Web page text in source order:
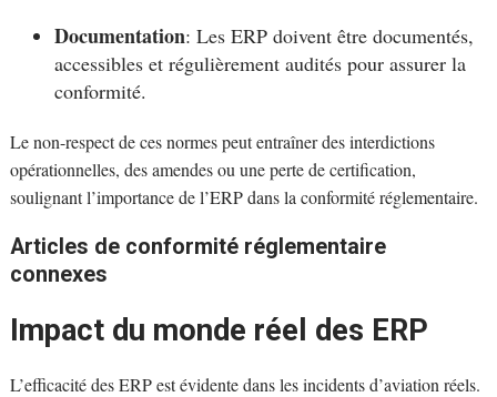
Documentation: Les ERP doivent être documentés,
accessibles et régulièrement audités pour assurer la
conformité.
Le non-respect de ces normes peut entraîner des interdictions
opérationnelles, des amendes ou une perte de certification,
soulignant l’importance de l’ERP dans la conformité réglementaire.
Articles de conformité réglementaire
connexes
Impact du monde réel des ERP
L’efficacité des ERP est évidente dans les incidents d’aviation réels.